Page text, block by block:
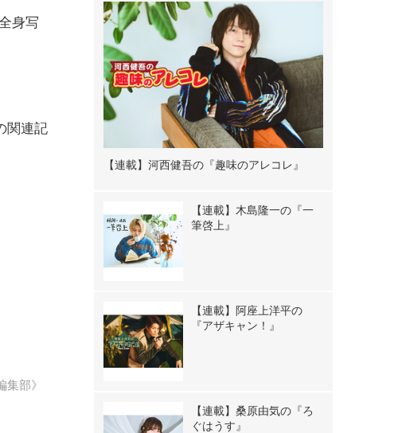
身写
関連記
集部》
【連載】河西健吾の『趣味のアレコレ』
【連載】木島隆一の『一
筆啓上』
【連載】阿座上洋平の
『アザキャン！』
【連載】桑原由気の『ろ
ぐはうす』